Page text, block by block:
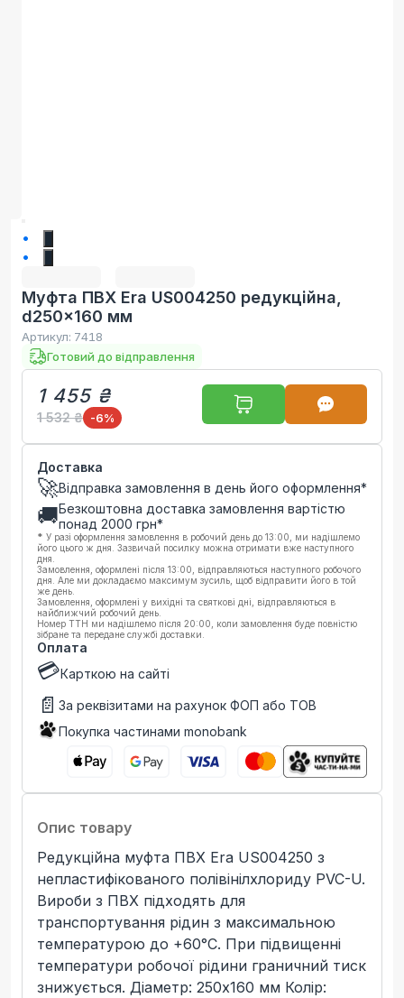
Муфта ПВХ Era US004250 редукційна,
d250x160 мм
Артикул: 7418
Готовий до відправлення
1 455 ₴
1 532 ₴ -6%
Доставка
🚀Відправка замовлення в день його оформлення*
🚚Безкоштовна доставка замовлення вартістю
понад 2000 грн*
* У разі оформлення замовлення в робочий день до 13:00, ми надішлемо
його цього ж дня. Зазвичай посилку можна отримати вже наступного
дня.
Замовлення, оформлені після 13:00, відправляються наступного робочого
дня. Але ми докладаємо максимум зусиль, щоб відправити його в той
же день.
Замовлення, оформлені у вихідні та святкові дні, відправляються в
найближчий робочий день.
Номер ТТН ми надішлемо після 20:00, коли замовлення буде повністю
зібране та передане службі доставки.
Оплата
💳Карткою на сайті
📄 За реквізитами на рахунок ФОП або ТОВ
Покупка частинами monobank
Опис товару
Редукційна муфта ПВХ Era US004250 з
непластифікованого полівінілхлориду PVC-U.
Вироби з ПВХ підходять для
транспортування рідин з максимальною
температурою до +60°C. При підвищенні
температури робочої рідини граничний тиск
знижується. Діаметр: 250х160 мм Колір: